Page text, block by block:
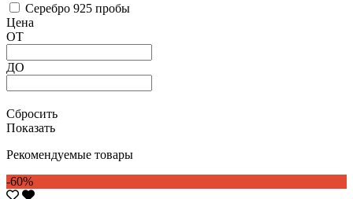
Серебро 925 пробы
Цена
ОТ
ДО
Сбросить
Показать
Рекомендуемые товары
-60%